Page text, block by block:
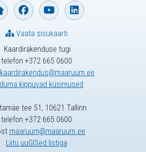
Kaardirakenduse tugi
telefon +372 665 0600
kaardirakendus@maaruum.ee
kippuvad küsimused
Vaata sisukaarti
tee 51, 10621 Tallinn
telefon +372 665 0600
maaruum@maaruum.ee
Liitu uuGISed listiga